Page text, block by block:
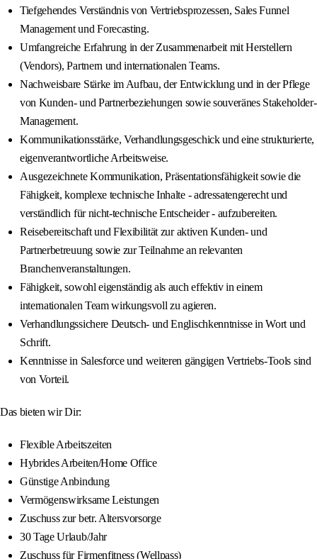
Tiefgehendes Verständnis von Vertriebsprozessen, Sales Funnel
Management und Forecasting.
Umfangreiche Erfahrung in der Zusammenarbeit mit Herstellern
(Vendors), Partnern und internationalen Teams.
Nachweisbare Stärke im Aufbau, der Entwicklung und in der Pflege
von Kunden- und Partnerbeziehungen sowie souveränes Stakeholder-
Management.
Kommunikationsstärke, Verhandlungsgeschick und eine strukturierte,
eigenverantwortliche Arbeitsweise.
Ausgezeichnete Kommunikation, Präsentationsfähigkeit sowie die
Fähigkeit, komplexe technische Inhalte - adressatengerecht und
verständlich für nicht-technische Entscheider - aufzubereiten.
Reisebereitschaft und Flexibilität zur aktiven Kunden- und
Partnerbetreuung sowie zur Teilnahme an relevanten
Branchenveranstaltungen.
Fähigkeit, sowohl eigenständig als auch effektiv in einem
internationalen Team wirkungsvoll zu agieren.
Verhandlungssichere Deutsch- und Englischkenntnisse in Wort und
Schrift.
Kenntnisse in Salesforce und weiteren gängigen Vertriebs-Tools sind
von Vorteil.
Das bieten wir Dir:
Flexible Arbeitszeiten
Hybrides Arbeiten/Home Office
Günstige Anbindung
Vermögenswirksame Leistungen
Zuschuss zur betr. Altersvorsorge
30 Tage Urlaub/Jahr
Zuschuss für Firmenfitness (Wellpass)